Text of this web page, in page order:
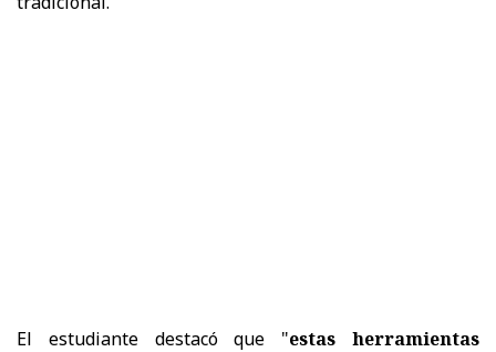
El estudiante destacó que "estas herramientas